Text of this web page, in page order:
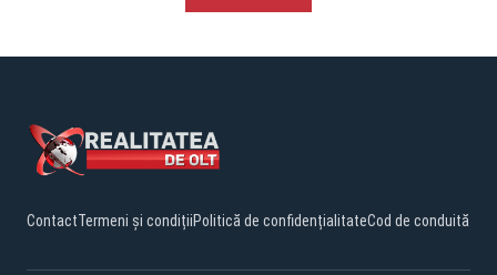
ContactTermeni și condițiiPolitică de confidențialitateCod de conduită